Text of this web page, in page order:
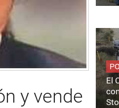
y vende
El